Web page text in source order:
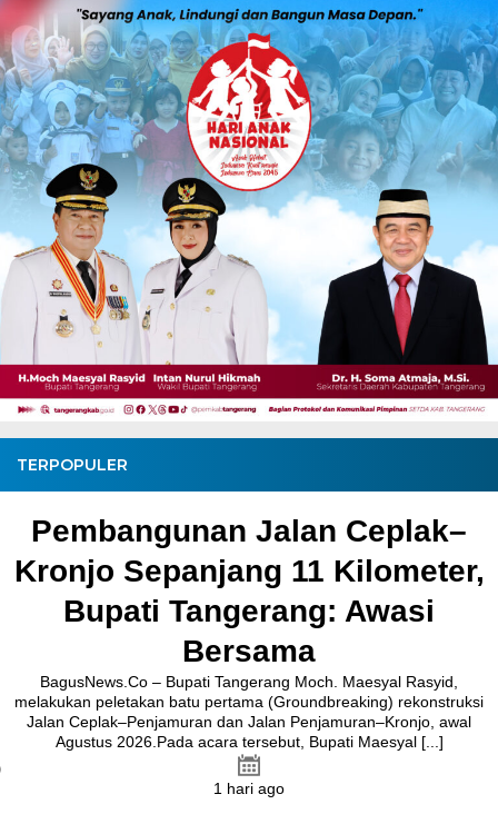
TERPOPULER
Pembangunan Jalan Ceplak–
Kronjo Sepanjang 11 Kilometer,
Bupati Tangerang: Awasi
Bersama
BagusNews.Co – Bupati Tangerang Moch. Maesyal Rasyid,
melakukan peletakan batu pertama (Groundbreaking) rekonstruksi
Jalan Ceplak–Penjamuran dan Jalan Penjamuran–Kronjo, awal
Agustus 2026.Pada acara tersebut, Bupati Maesyal [...]
1 hari ago